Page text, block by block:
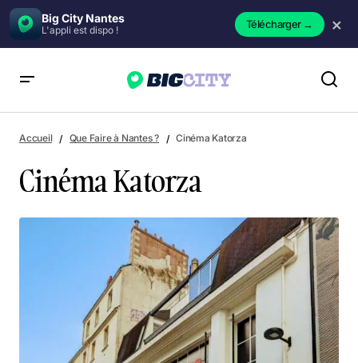
Big City Nantes
L'appli est dispo ! Télécharger→ ×
Accueil Que Faire à Nantes ? Cinéma Katorza
Cinéma Katorza